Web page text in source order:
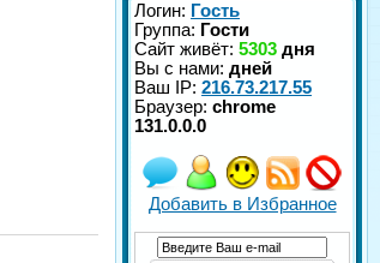
Логин: Гость
Группа: Гости
Сайт живёт: 5303 дня
Вы с нами: дней
Ваш IP: 216.73.217.55
Браузер: chrome
131.0.0.0
Добавить в Избранное